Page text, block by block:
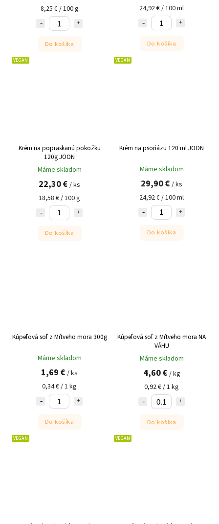
8,25 € / 100 g
Do košíka
24,92 € / 100 ml
Do košíka
VEGAN
Krém na popraskanú pokožku
120g JOON
Máme skladom
22,30 € / ks
18,58 € / 100 g
Do košíka
VEGAN
Krém na psoriázu 120 ml JOON
Máme skladom
29,90 € / ks
24,92 € / 100 ml
Do košíka
Kúpeľová soľ z Mŕtveho mora 300g
Máme skladom
1,69 € / ks
0,34 € / 1 kg
Do košíka
Kúpeľová soľ z Mŕtveho mora NA
VÁHU
Máme skladom
4,60 € / kg
0,92 € / 1 kg
Do košíka
VEGAN VEGAN